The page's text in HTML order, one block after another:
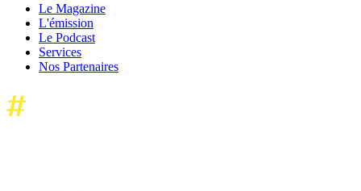
Le Magazine
L'émission
Le Podcast
Services
Nos Partenaires